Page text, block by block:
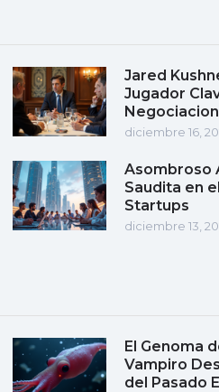
Jared
Jugador
diciembre 16,
Asombroso
Saudita en
Startups
diciembre 13,
El Genoma
Vampiro
del Pasado